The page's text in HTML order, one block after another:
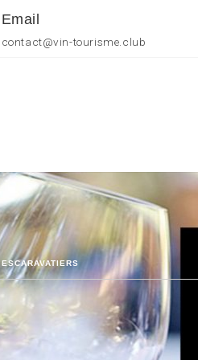
Email
contact@vin-tourisme.club